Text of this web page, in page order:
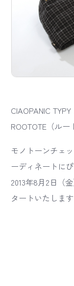
CIAOPANIC
ROOTOTE（ルー
モノトーンチェ
ーディネートに
2013年8月2日（
タートいたします